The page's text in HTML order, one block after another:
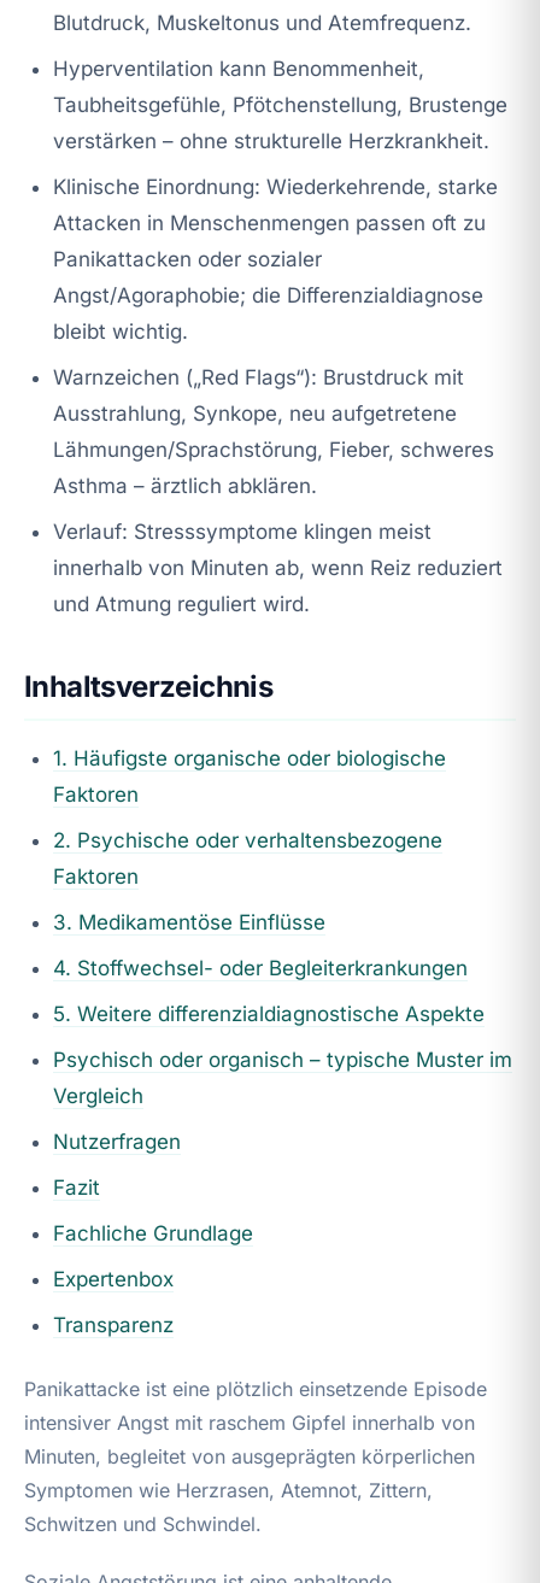
Blutdruck, Muskeltonus und Atemfrequenz.
Hyperventilation kann Benommenheit,
Taubheitsgefühle, Pfötchenstellung, Brustenge
verstärken – ohne strukturelle Herzkrankheit.
Klinische Einordnung: Wiederkehrende, starke
Attacken in Menschenmengen passen oft zu
Panikattacken oder sozialer
Angst/Agoraphobie; die Differenzialdiagnose
bleibt wichtig.
Warnzeichen („Red Flags“): Brustdruck mit
Ausstrahlung, Synkope, neu aufgetretene
Lähmungen/Sprachstörung, Fieber, schweres
Asthma – ärztlich abklären.
Verlauf: Stresssymptome klingen meist
innerhalb von Minuten ab, wenn Reiz reduziert
und Atmung reguliert wird.
Inhaltsverzeichnis
1. Häufigste organische oder biologische
Faktoren
2. Psychische oder verhaltensbezogene
Faktoren
3. Medikamentöse Einflüsse
4. Stoffwechsel- oder Begleiterkrankungen
5. Weitere differenzialdiagnostische Aspekte
Psychisch oder organisch – typische Muster im
Vergleich
Nutzerfragen
Fazit
Fachliche Grundlage
Expertenbox
Transparenz
Panikattacke ist eine plötzlich einsetzende Episode
intensiver Angst mit raschem Gipfel innerhalb von
Minuten, begleitet von ausgeprägten körperlichen
Symptomen wie Herzrasen, Atemnot, Zittern,
Schwitzen und Schwindel.